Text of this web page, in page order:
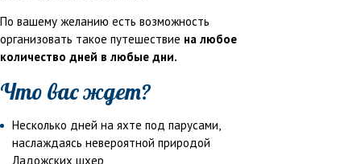
По вашему желанию есть возможность
организовать такое путешествие на любое
количество дней в любые дни.
Что вас ждет?
Несколько дней на яхте под парусами,
наслаждаясь невероятной природой
Ладожских шхер